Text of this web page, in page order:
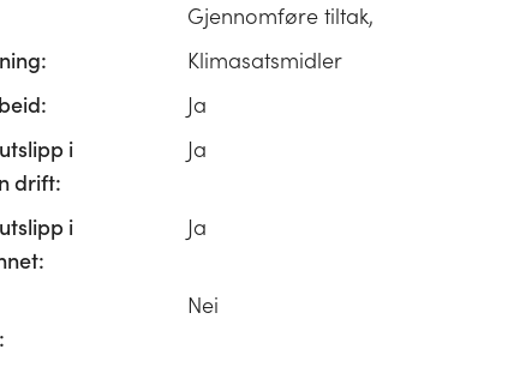
Gjennomføre tiltak,
Klimasatsmidler
Ja
i
drift:
Ja
i
Ja
Nei